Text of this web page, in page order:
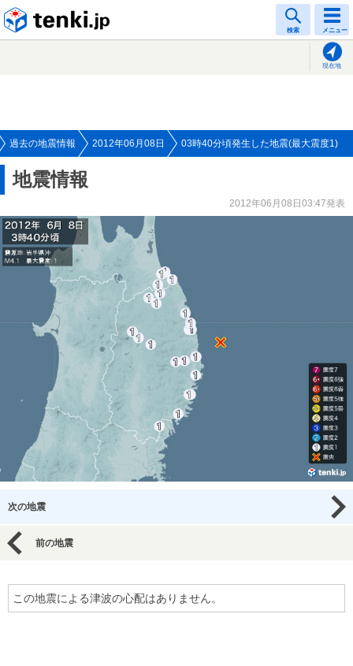
検索 メニュー
現在地
過去の地震情報 2012年06月08日 03時40分頃発生した地震(最大震度1)
地震情報
2012年06月08日03:47発表
次の地震
前の地震
この地震による津波の心配はありません。